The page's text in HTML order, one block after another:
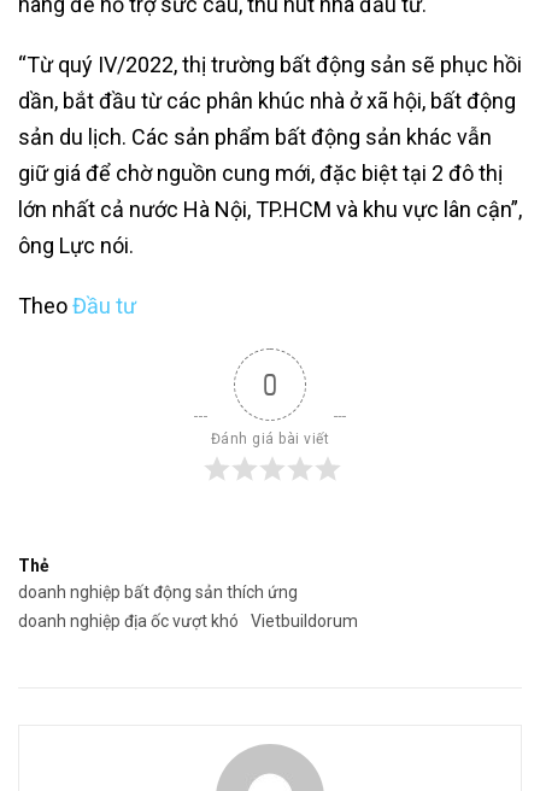
“Từ quý IV/2022, thị trường bất động sản sẽ phục hồi
dần, bắt đầu từ các phân khúc nhà ở xã hội, bất động
sản du lịch. Các sản phẩm bất động sản khác vẫn
giữ giá để chờ nguồn cung mới, đặc biệt tại 2 đô thị
lớn nhất cả nước Hà Nội, TP.HCM và khu vực lân cận”,
ông Lực nói.
TheoĐầu tư
0
Đánh giá bài viết
Thẻ
doanh nghiệp bất động sản thích ứng
doanh nghiệp địa ốc vượt khó
Vietbuildorum